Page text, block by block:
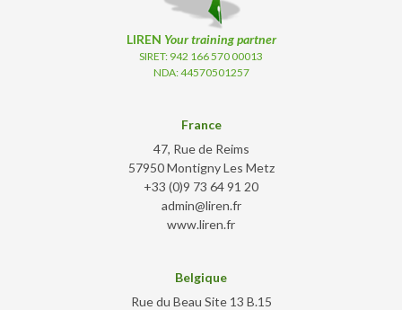
LIREN Your training partner
SIRET: 942 166 570 00013
NDA: 44570501257
France
47, Rue de Reims
57950 Montigny Les Metz
+33 (0)9 73 64 91 20
admin@liren.fr
www.liren.fr
Belgique
Rue du Beau Site 13 B.15